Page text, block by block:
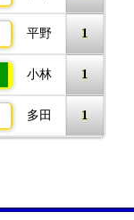
平野 1
小林 1
多田 1